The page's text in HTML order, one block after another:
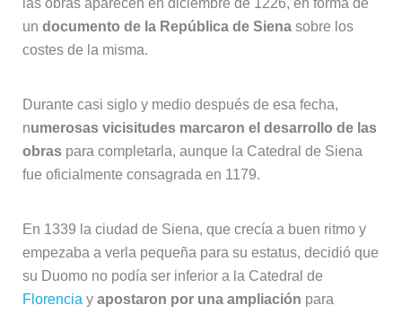
las obras aparecen en diciembre de 1226, en forma de
un documento de la República de Sienasobre los
costes de la misma.
Durante casi siglo y medio después de esa fecha,
numerosas vicisitudes marcaron el desarrollo de las
obras para completarla, aunque la Catedral de Siena
fue oficialmente consagrada en 1179.
En 1339 la ciudad de Siena, que crecía a buen ritmo y
empezaba a verla pequeña para su estatus, decidió que
su Duomo no podía ser inferior a la Catedral de
Florencia y apostaron por una ampliación para